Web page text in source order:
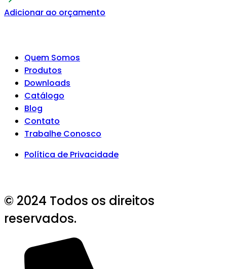
Adicionar ao orçamento
Quem Somos
Produtos
Downloads
Catálogo
Blog
Contato
Trabalhe Conosco
Política de Privacidade
© 2024 Todos os direitos
reservados.